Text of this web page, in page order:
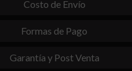
Costo de Envío
Formas de Pago
Garantía y Post Venta